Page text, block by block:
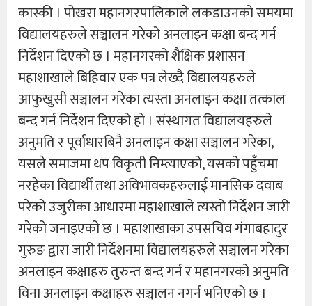
कास्की । पोखरा महानगरपालिकाले लकडाउनको समयमा
विद्यालयहरुले सञ्चालन गरेको अनलाइन कक्षा बन्द गर्न
निर्देशन दिएको छ । महानगरको शैक्षिक प्रशासन
महाशाखाले बिहिवार एक पत्र लेख्दै विद्यालयहरुले
आफुखुसी सञ्चालन गरेका त्यस्ता अनलाइन कक्षा तत्काल
बन्द गर्न निर्देशन दिएको हो । संस्थागत विद्यालयहरुले
अनुमति र पूर्वाधारबिनै अनलाइन कक्षा सञ्चालन गरेका,
यसले समाजमा थप विकृती निम्त्याएको, यसको पहुँचमा
नरहेका विद्यार्थी तथा अविभावकहरुलाई मानसिक दवाब
परेको उजुरीका आधारमा महाशाखाले त्यस्तो निर्देशन जारी
गरेको जनाइएको छ । महाशाखाका उपसचिव गंगाबहादुर
गुरुङ द्वारा जारी निर्देशनमा विद्यालयहरुले सञ्चालन गरेका
अनलाइन कक्षाहरु तुरुन्त बन्द गर्न र महानगरको अनुमति
विना अनलाइन कक्षाहरु सञ्चालन नगर्न भनिएको छ ।